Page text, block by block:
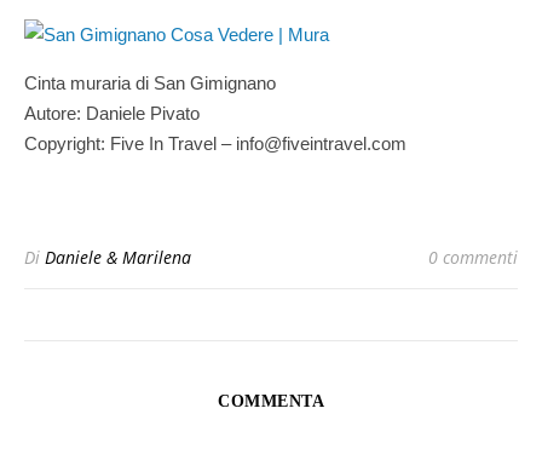
Cinta muraria di San Gimignano
Autore: Daniele Pivato
Copyright: Five In Travel – info@fiveintravel.com
Di Daniele & Marilena 0 commenti
COMMENTA